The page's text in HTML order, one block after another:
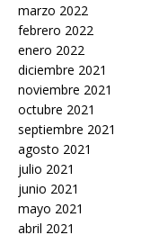
marzo 2022
febrero 2022
enero 2022
diciembre 2021
noviembre 2021
octubre 2021
septiembre 2021
agosto 2021
julio 2021
junio 2021
mayo 2021
abril 2021